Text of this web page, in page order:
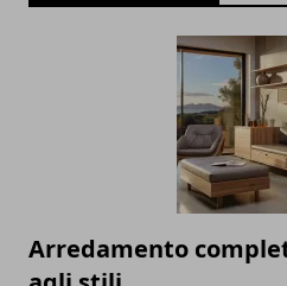
Arredamento